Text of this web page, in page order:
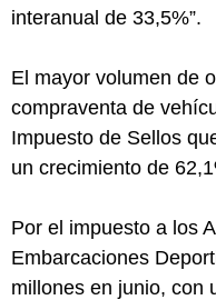
interanual de 33,5%”.
El mayor volumen de
compraventa de
Impuesto de Sellos
un crecimiento de
Por el impuesto a los
Embarcaciones
millones en junio, con